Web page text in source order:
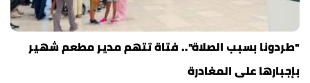
"طردونا بسبب الصلاة".. فتاة تتهم مدير مطعم شهير
بإجبارها على المغادرة